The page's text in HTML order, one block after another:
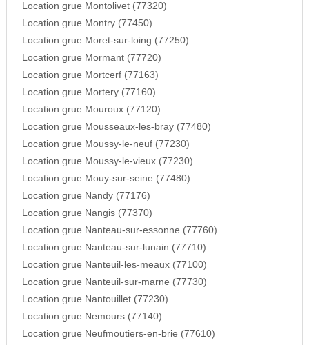
Location grue Montolivet (77320)
Location grue Montry (77450)
Location grue Moret-sur-loing (77250)
Location grue Mormant (77720)
Location grue Mortcerf (77163)
Location grue Mortery (77160)
Location grue Mouroux (77120)
Location grue Mousseaux-les-bray (77480)
Location grue Moussy-le-neuf (77230)
Location grue Moussy-le-vieux (77230)
Location grue Mouy-sur-seine (77480)
Location grue Nandy (77176)
Location grue Nangis (77370)
Location grue Nanteau-sur-essonne (77760)
Location grue Nanteau-sur-lunain (77710)
Location grue Nanteuil-les-meaux (77100)
Location grue Nanteuil-sur-marne (77730)
Location grue Nantouillet (77230)
Location grue Nemours (77140)
Location grue Neufmoutiers-en-brie (77610)